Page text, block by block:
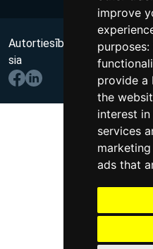
improve
purposes:
provide a
the
interest
services
ads that
Autortiesības @ 2026 Visas
sia